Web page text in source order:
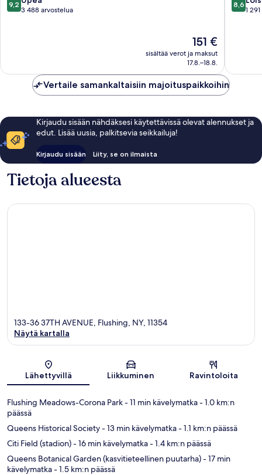
kautta
9,2
3 488 arvostelua
Hinta
on
151 €
151 €
sisältää verot ja maksut
17.8.–18.8.
IHG
kautta
8,6
1
Vertaile samankaltaisiin majoituspaikkoihin
Kirjaudu sisään nähdäksesi käytettävissä olevat alennukset ja
edut. Lisää uusia, palkitsevia seikkailuja!
Kirjaudu sisään Liity, se on ilmaista
Tietoja alueesta
Kartta
133-36 37TH AVENUE, Flushing, NY, 11354
Näytä kartalla
Lähettyvillä Liikkuminen Ravintoloita
Flushing Meadows-Corona Park- 11 min kävelymatka- 1.0 km:n
päässä
Queens Historical Society- 13 min kävelymatka- 1.1 km:n päässä
Citi Field (stadion)- 16 min kävelymatka- 1.4 km:n päässä
Queens Botanical Garden (kasvitieteellinen puutarha)- 17 min
kävelymatka- 1.5 km:n päässä